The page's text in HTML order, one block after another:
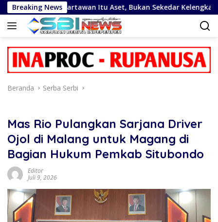
Langsung
ke
konten
Breaking News
Wartawan Itu Aset, Bukan Sekedar Kelengkapan Demokrasi
Beranda Serba Serbi
Mas Rio Pulangkan Sarjana Driver
Ojol di Malang untuk Magang di
Bagian Hukum Pemkab Situbondo
Editor
Juli 9, 2026